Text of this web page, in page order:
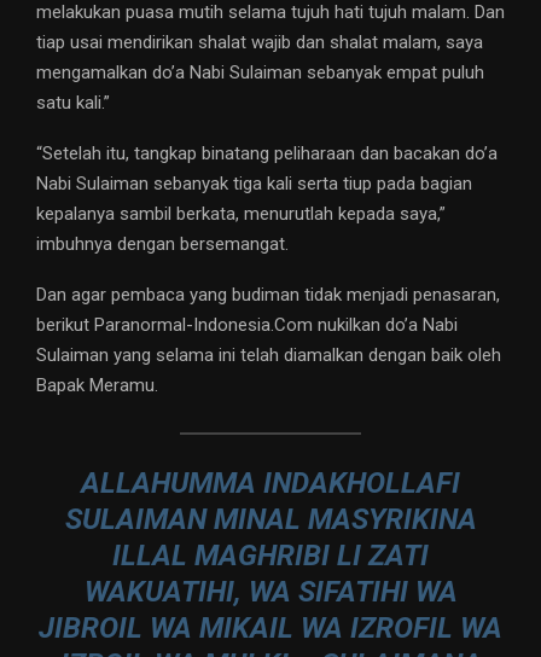
melakukan puasa mutih selama tujuh hati tujuh malam. Dan
tiap usai mendirikan shalat wajib dan shalat malam, saya
mengamalkan do’a Nabi Sulaiman sebanyak empat puluh
satu kali.”
“Setelah itu, tangkap binatang peliharaan dan bacakan do’a
Nabi Sulaiman sebanyak tiga kali serta tiup pada bagian
kepalanya sambil berkata, menurutlah kepada saya,”
imbuhnya dengan bersemangat.
Dan agar pembaca yang budiman tidak menjadi penasaran,
berikut Paranormal-Indonesia.Com nukilkan do’a Nabi
Sulaiman yang selama ini telah diamalkan dengan baik oleh
Bapak Meramu.
ALLAHUMMA INDAKHOLLAFI
SULAIMAN MINAL MASYRIKINA
ILLAL MAGHRIBI LI ZATI
WAKUATIHI, WA SIFATIHI WA
JIBROIL WA MIKAIL WA IZROFIL WA